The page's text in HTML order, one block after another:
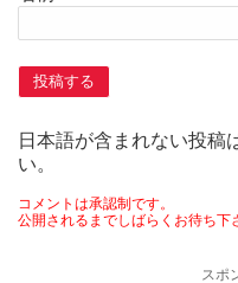
日本語が含まれない投稿
い。
コメントは承認制です。
公開されるまでしばらくお待ち下
スポ